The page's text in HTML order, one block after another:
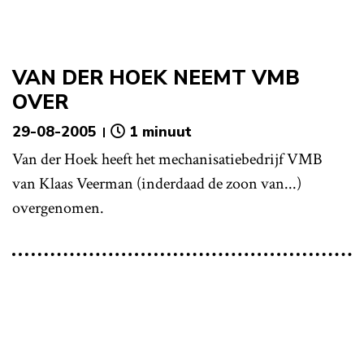
VAN DER HOEK NEEMT VMB
OVER
29-08-2005 1 minuut
Van der Hoek heeft het mechanisatiebedrijf VMB
van Klaas Veerman (inderdaad de zoon van...)
overgenomen.